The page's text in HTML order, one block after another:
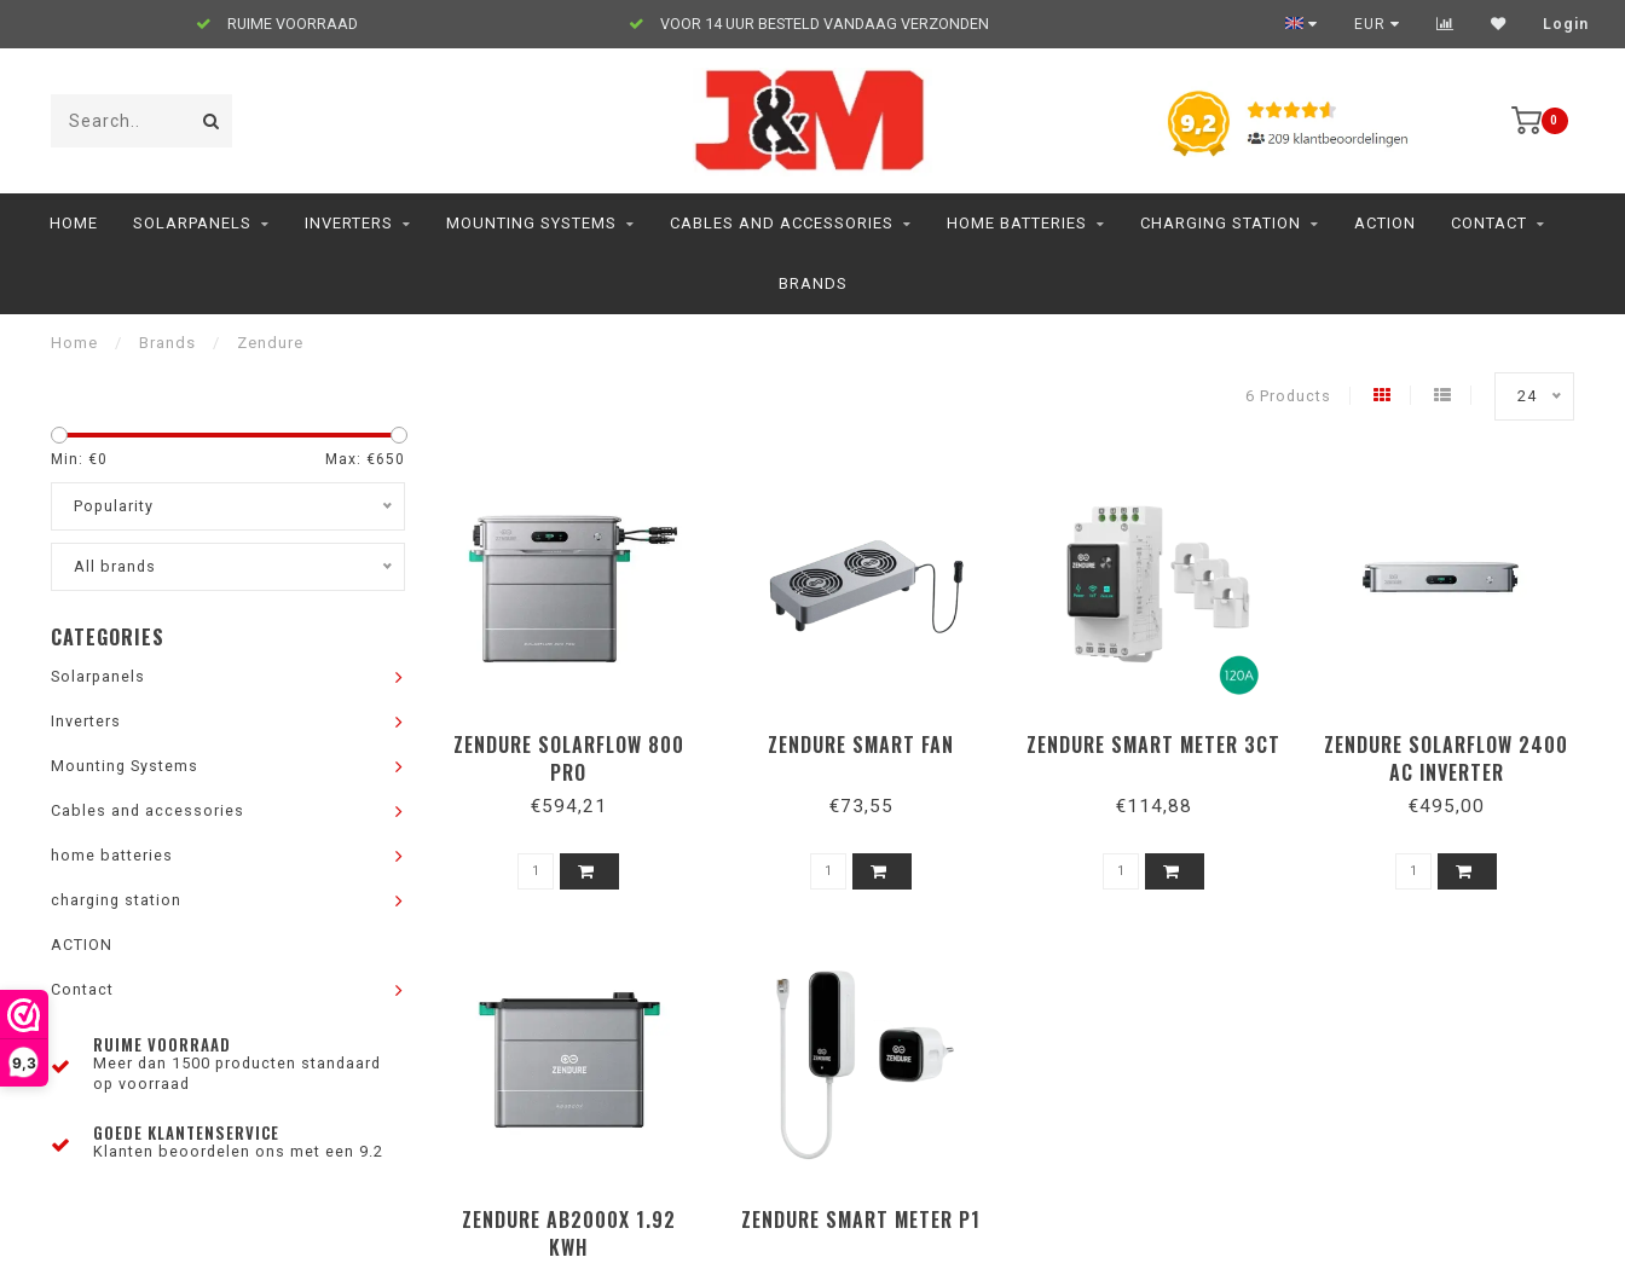
9,3
RUIME VOORRAAD VOOR 14 UUR BESTELD VANDAAG VERZONDEN EUR Login
0
HOME SOLARPANELS INVERTERS MOUNTING SYSTEMS CABLES AND ACCESSORIES HOME BATTERIES CHARGING STATION ACTION CONTACT
BRANDS
Home / Brands / Zendure
6 Products 24
Min: €0 Max: €650
Popularity
All brands
CATEGORIES
Solarpanels
Inverters
Mounting Systems
Cables and accessories
home batteries
charging station
ACTION
Contact
RUIME VOORRAAD
Meer dan 1500 producten standaard
op voorraad
GOEDE KLANTENSERVICE
Klanten beoordelen ons met een 9.2
ZENDURE SOLARFLOW 800
PRO
€594,21
ZENDURE SMART FAN
€73,55
ZENDURE SMART METER 3CT
€114,88
ZENDURE SOLARFLOW 2400
AC INVERTER
€495,00
ZENDURE AB2000X 1.92
KWH
ZENDURE SMART METER P1